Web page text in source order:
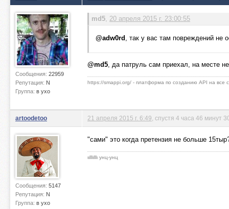
Сообщения: 22959
Репутация: N
Группа: в ухо
md5, 20 апреля 2015 г. 23:00:55
@adw0rd , так у вас там повреждений не
@md5, да патруль сам приехал, на месте
https://smappi.org/ - платформа по созданию API на все
artoodetoo
Сообщения: 5147
Репутация: N
Группа: в ухо
21 апреля 2015 г. 6:49 , спустя 4 часа 46 минут
"сами" это когда претензия не больше
ιιlllιlllι унц-унц